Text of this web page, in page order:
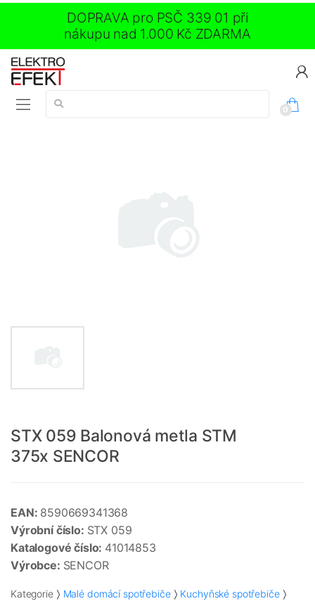
DOPRAVA pro PSČ 339 01 při
nákupu nad 1.000 Kč ZDARMA
Vyhledávání:
0
STX 059 Balonová metla STM
375x SENCOR
EAN: 8590669341368
Výrobní číslo: STX 059
Katalogové číslo: 41014853
Výrobce: SENCOR
Kategorie Malé domácí spotřebiče
Kuchyňské spotřebiče